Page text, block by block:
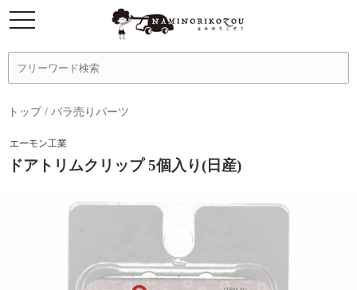
トップ/ バラ売りパーツ
エーモン工業
ドアトリムクリップ 5個入り(日産)